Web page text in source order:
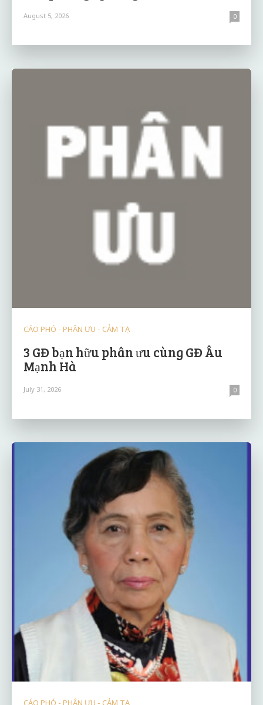
August 5, 2026 0
CÁO PHÓ - PHÂN ƯU - CẢM TẠ
3 GĐ bạn hữu phân ưu cùng GĐ Âu
Mạnh Hà
July 31, 2026 0
CÁO PHÓ - PHÂN ƯU - CẢM TẠ